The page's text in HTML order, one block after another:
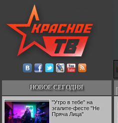
НОВОЕ СЕГОДНЯ
"Утро в тебе" на
эгалите-фесте "Не
Пряча Лица"